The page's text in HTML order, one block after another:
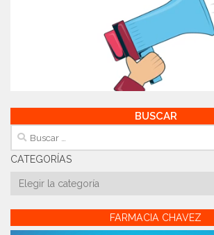
BUSCAR
Buscar:
CATEGORÍAS
Categorías
FARMACIA CHAVEZ